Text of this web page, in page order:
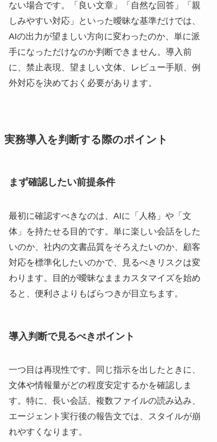
ない場合です。「良い文章」「自然な回答」「親
しみやすい対応」といった曖昧な基準だけでは、
AIの出力が望ましい方向に変わったのか、単に派
手になっただけなのか判断できません。導入前
に、禁止表現、望ましい文体、レビュー手順、例
外対応を決めておく必要があります。
実務導入を判断する際のポイント
まず確認したい前提条件
最初に確認すべきなのは、AIに「人格」や「文
体」を持たせる目的です。単に楽しい会話をした
いのか、社内の文書品質をそろえたいのか、顧客
対応を標準化したいのかで、見るべきリスクは変
わります。目的が曖昧なままカスタマイズを始め
ると、便利さよりもばらつきが目立ちます。
導入判断で見るべきポイント
一つ目は再現性です。同じ指示を出したときに、
文体や情報量がどの程度安定するかを確認しま
す。特に、長い会話、複数ファイルの読み込み、
エージェント実行後の報告文では、スタイルが崩
れやすくなります。